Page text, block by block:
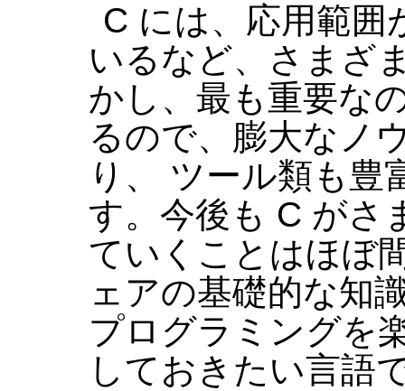
C には、応用範囲
いるなど、さまざ
かし、最も重要な
るので、膨大なノ
り、 ツール類も豊
す。今後も C がさ
ていくことはほぼ
ェアの基礎的な知
プログラミングを
しておきたい言語